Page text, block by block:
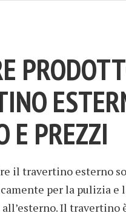
E PREZZI
il travertino esterno
per la pulizia
Il travertino